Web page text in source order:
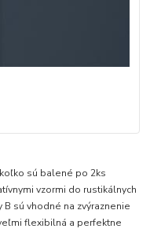
sú balené po 2ks
vzormi do rustikálnych
sú vhodné na zvýraznenie
flexibilná a perfektne